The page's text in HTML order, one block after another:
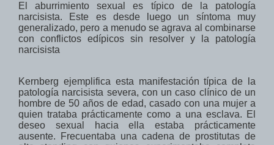
El aburrimiento sexual es típico de la patología
narcisista. Este es desde luego un síntoma muy
generalizado, pero a menudo se agrava al combinarse
con conflictos edípicos sin resolver y
la patología
narcisista
Kernberg ejemplifica esta manifestación típica de la
patología narcisista severa, con un caso clínico de un
hombre de 50 años de edad, casado con una mujer a
quien trataba prácticamente como a una esclava. El
deseo sexual hacia ella
estaba prácticamente
ausente.
Frecuentaba una cadena de prostitutas de